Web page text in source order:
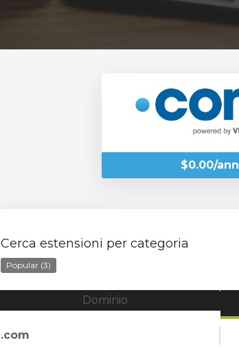
$0.00/
Cerca estensioni per categoria
Popular (3)
Dominio
.com